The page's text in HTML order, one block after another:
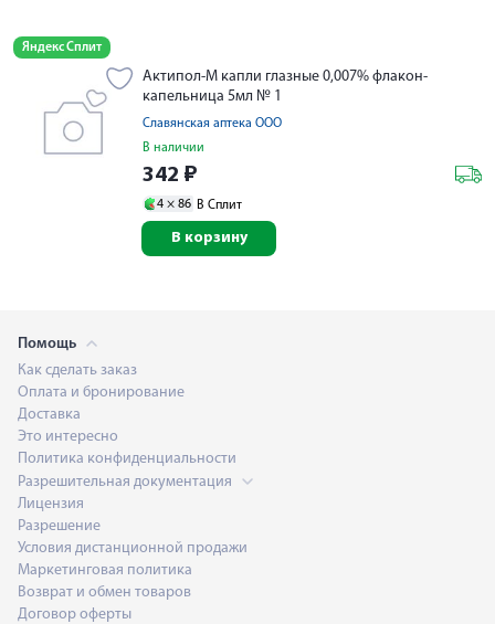
Яндекс Сплит
Актипол-М капли глазные 0,007% флакон-
капельница 5мл № 1
Славянская аптека ООО
В наличии
342 ₽
4 × 86 В Сплит
В корзину
Помощь
Как сделать заказ
Оплата и бронирование
Доставка
Это интересно
Политика конфиденциальности
Разрешительная документация
Лицензия
Разрешение
Условия дистанционной продажи
Маркетинговая политика
Возврат и обмен товаров
Договор оферты